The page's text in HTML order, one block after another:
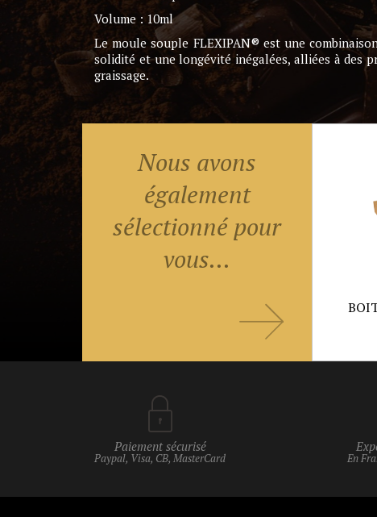
Volume : 10ml
Le moule souple FLEXIPAN® est une
solidité et une longévité inégalées, alliées à des
graissage.
Nous avons
également
sélectionné pour
vous...
Paiement sécurisé
Paypal, Visa, CB, MasterCard En